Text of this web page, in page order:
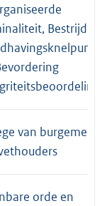
Bestrijding
van
orde en